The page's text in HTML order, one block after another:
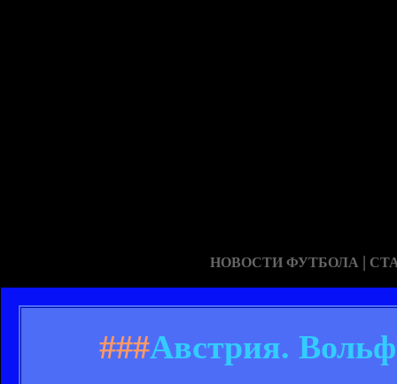
НОВОСТИ ФУТБОЛА |
###Австрия.